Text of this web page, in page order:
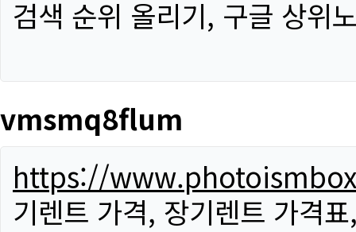
검색 순위 올리기, 구글 상위
vmsmq8flum
https://
기렌트 가격, 장기렌트 가격